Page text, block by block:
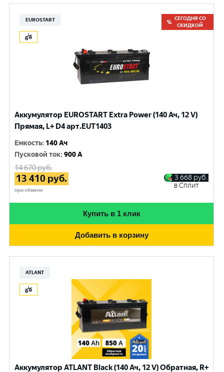
EUROSTART
СЕГОДНЯ СО
СКИДКОЙ
Аккумулятор EUROSTART Extra Power (140 Ач, 12 V)
Прямая, L+ D4 арт.EUT1403
Емкость: 140 Ач
Пусковой ток:900 A
14 670руб.
13 410 руб.
при обмене
3 668 руб.
в Сплит
Купить в 1 клик
Добавить в корзину
ATLANT
Аккумулятор ATLANT Black (140 Ач, 12 V) Обратная, R+